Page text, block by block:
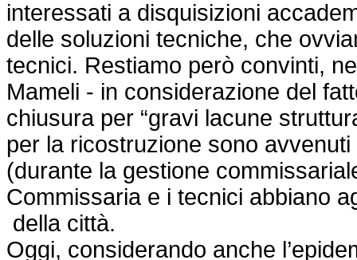
interessati a disquisizioni
delle soluzioni tecniche, che
tecnici. Restiamo però convinti,
Mameli - in considerazione del
chiusura per “gravi lacune
per la ricostruzione sono
(durante la gestione
Commissaria e i tecnici abbiano
della città.
Oggi, considerando anche